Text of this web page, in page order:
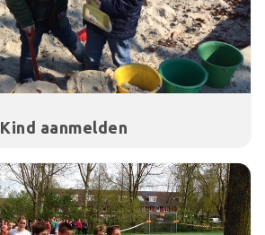
Kind aanmelden